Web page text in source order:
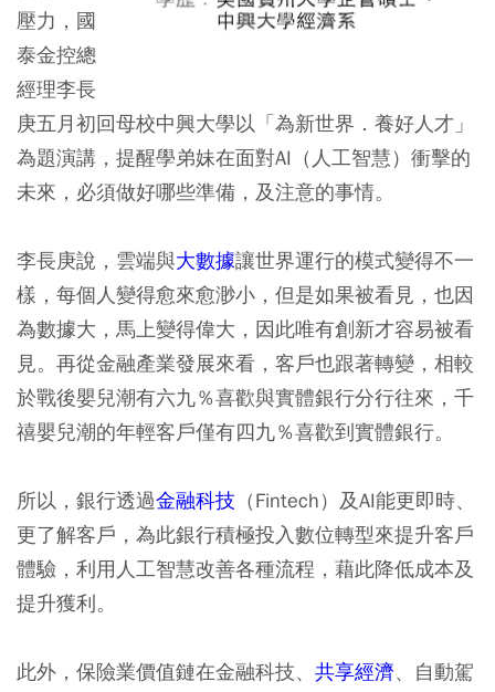
壓力，國
泰金控總
經理李長
庚五月初回母校中興大學以「為新世界．養好人才」
為題演講，提醒學弟妹在面對AI（人工智慧）衝擊的
未來，必須做好哪些準備，及注意的事情。
李長庚說，雲端與大數據讓世界運行的模式變得不一
樣，每個人變得愈來愈渺小，但是如果被看見，也因
為數據大，馬上變得偉大，因此唯有創新才容易被看
見。再從金融產業發展來看，客戶也跟著轉變，相較
於戰後嬰兒潮有六九％喜歡與實體銀行分行往來，千
禧嬰兒潮的年輕客戶僅有四九％喜歡到實體銀行。
所以，銀行透過金融科技 （Fintech）及AI能更即時、
更了解客戶，為此銀行積極投入數位轉型來提升客戶
體驗，利用人工智慧改善各種流程，藉此降低成本及
提升獲利。
此外，保險業價值鏈在金融科技、 共享經濟、自動駕